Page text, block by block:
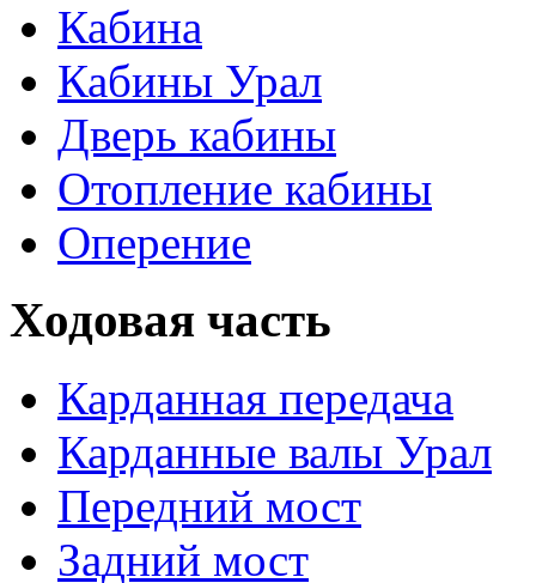
Кабина
Кабины Урал
Дверь кабины
Отопление кабины
Оперение
Ходовая часть
Карданная передача
Карданные валы Урал
Передний мост
Задний мост